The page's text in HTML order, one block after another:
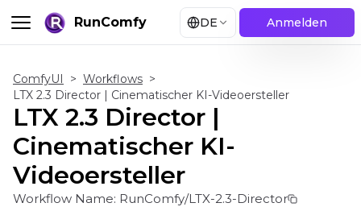
RunComfy DE Anmelden
ComfyUI > Workflows >
LTX 2.3 Director | Cinematischer KI-Videoersteller
LTX 2.3 Director |
Cinematischer KI-
Videoersteller
Workflow Name: RunComfy/LTX-2.3-Director